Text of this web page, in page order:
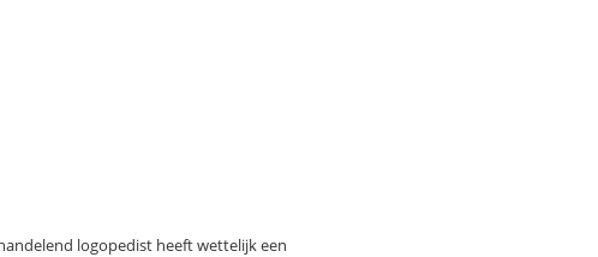
logopedist heeft wettelijk een